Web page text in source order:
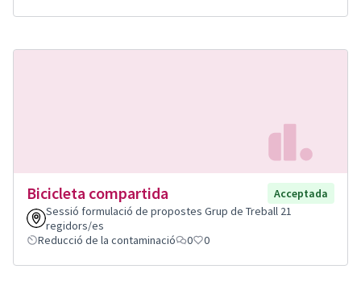
Bicicleta compartida
Acceptada
Sessió formulació de propostes Grup de Treball 21
regidors/es
Reducció de la contaminació
0 0